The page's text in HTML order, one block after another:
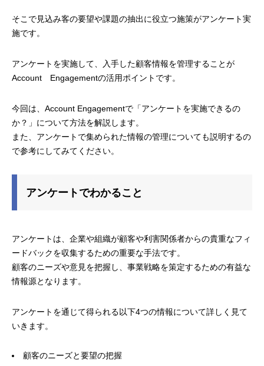
そこで見込み客の要望や課題の抽出に役立つ施策がアンケート実
施です。
アンケートを実施して、入手した顧客情報を管理することが
Account Engagementの活用ポイントです。
今回は、Account Engagementで「アンケートを実施できるの
か？」について方法を解説します。
また、アンケートで集められた情報の管理についても説明するの
で参考にしてみてください。
アンケートでわかること
アンケートは、企業や組織が顧客や利害関係者からの貴重なフィ
ードバックを収集するための重要な手法です。
顧客のニーズや意見を把握し、事業戦略を策定するための有益な
情報源となります。
アンケートを通じて得られる以下4つの情報について詳しく見て
いきます。
顧客のニーズと要望の把握